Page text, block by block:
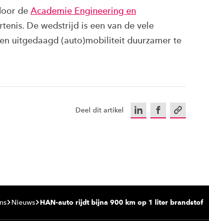
de Academie Engineering en
De wedstrijd is een van de vele
uitgedaagd (auto)mobiliteit duurzamer te
Deel dit artikel LinkedInFacebookKopieer
Nieuws HAN-auto rijdt bijna 900 km op 1 liter brandstof